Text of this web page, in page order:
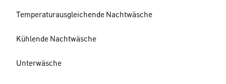
Temperaturausgleichende Nachtwäsche
Kühlende Nachtwäsche
Unterwäsche